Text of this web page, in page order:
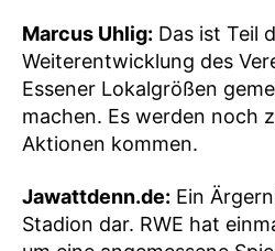
Marcus Uhlig: Das ist Teil
Weiterentwicklung des
Essener Lokalgrößen
machen. Es werden noch
Aktionen kommen.
Jawattdenn.de: Ein
Stadion dar. RWE hat